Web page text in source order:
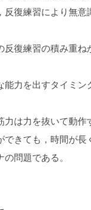
復練習により無意
復練習の積み重ね
力を出すタイミン
は力を抜いて動作
きても，時間が
問題である。